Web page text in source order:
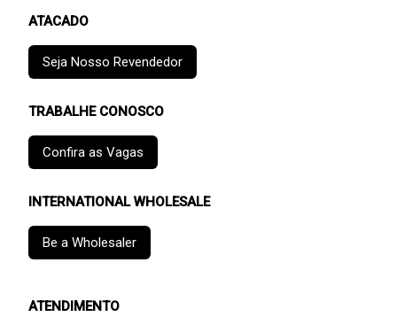
ATACADO
Seja Nosso Revendedor
TRABALHE CONOSCO
Confira as Vagas
INTERNATIONAL WHOLESALE
Be a Wholesaler
ATENDIMENTO